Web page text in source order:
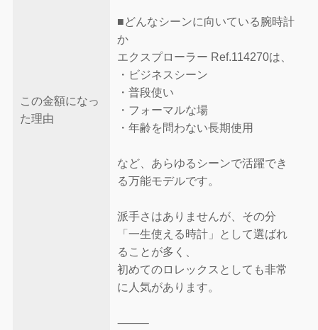
この金額になっ
た理由
■どんなシーンに向いている腕時計
か
エクスプローラー Ref.114270は、
・ビジネスシーン
・普段使い
・フォーマルな場
・年齢を問わない長期使用
など、あらゆるシーンで活躍でき
る万能モデルです。
派手さはありませんが、その分
「一生使える時計」として選ばれ
ることが多く、
初めてのロレックスとしても非常
に人気があります。
⸻